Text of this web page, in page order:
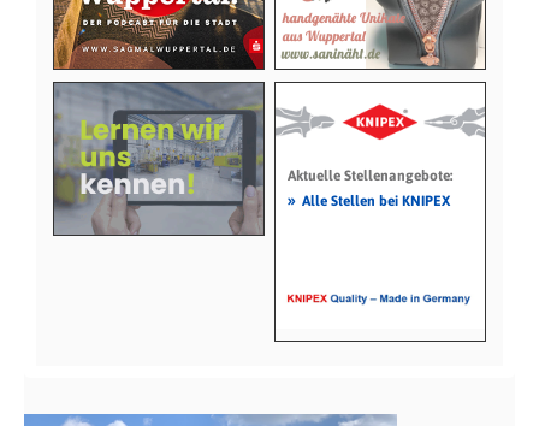
Aktuelle Stellenangebote:
» Alle Stellen bei KNIPEX